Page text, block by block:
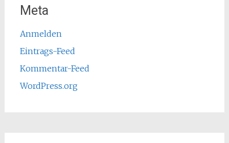
Meta
Anmelden
Eintrags-Feed
Kommentar-Feed
WordPress.org